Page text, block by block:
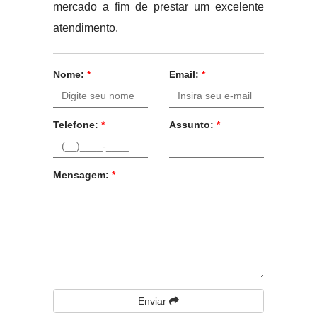
mercado a fim de prestar um excelente
atendimento.
Nome: * Email: *
Telefone: * Assunto: *
Mensagem: *
Enviar